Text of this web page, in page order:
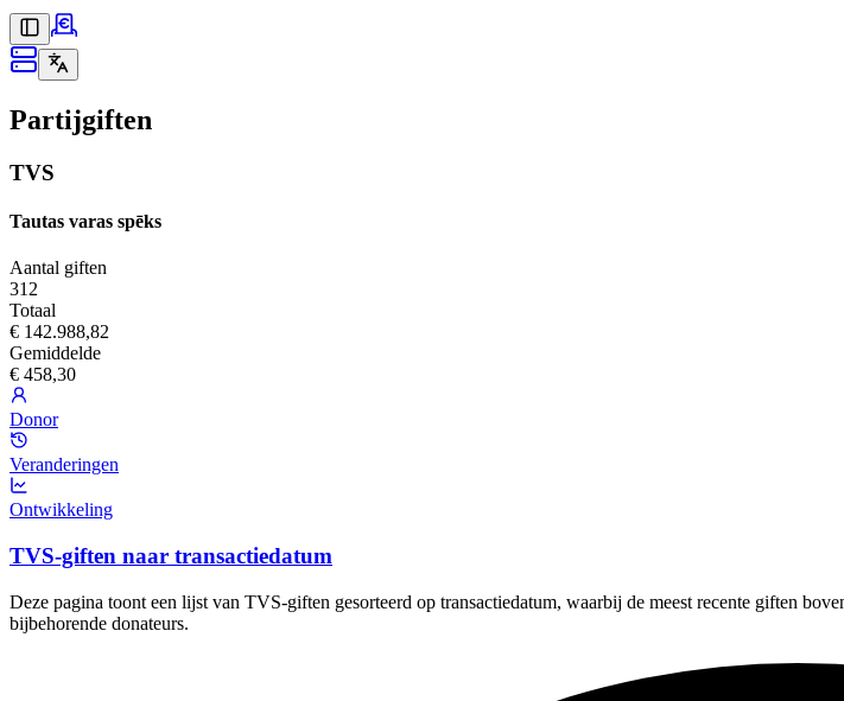
Partijgiften
TVS
Tautas varas spēks
Aantal giften
312
Totaal
€ 142.988,82
Gemiddelde
€ 458,30
Donor
Veranderingen
Ontwikkeling
TVS-giften naar transactiedatum
Deze pagina toont een lijst van TVS-giften gesorteerd op transactiedatum, waarbij de meest recente giften
bijbehorende donateurs.